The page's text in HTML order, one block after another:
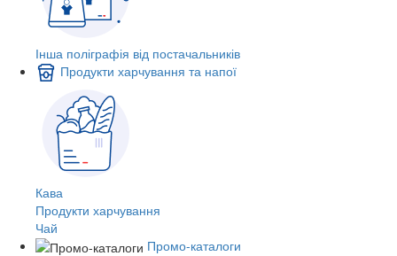
Інша поліграфія від постачальників
Продукти харчування та напої
Кава
Продукти харчування
Чай
Промо-каталоги